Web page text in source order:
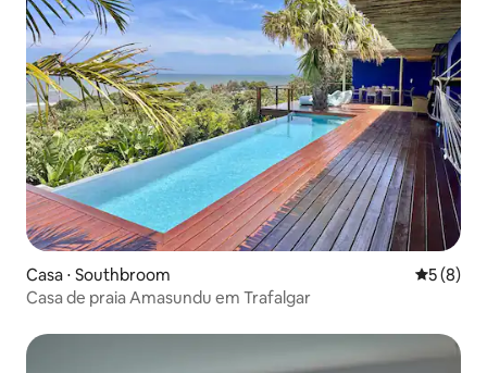
Casa ⋅ Southbroom 5 de
5 (8)
Casa de praia Amasundu em Trafalgar